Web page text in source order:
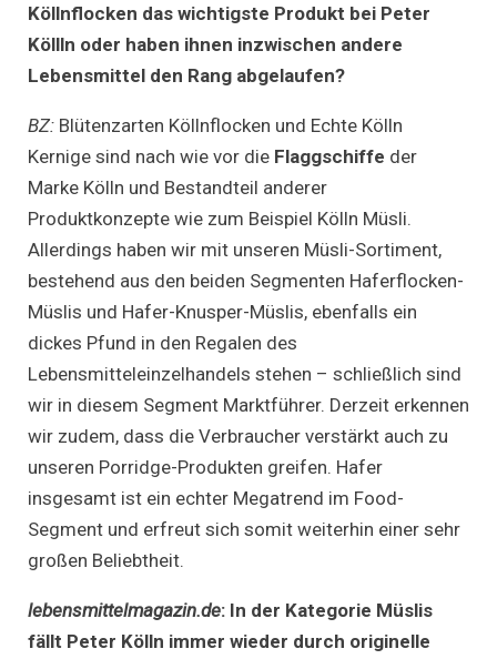
Köllnflocken das wichtigste Produkt bei Peter
Köllln oder haben ihnen inzwischen andere
Lebensmittel den Rang abgelaufen?
BZ: Blütenzarten Köllnflocken und Echte Kölln
Kernige sind nach wie vor die Flaggschiffe der
Marke Kölln und Bestandteil anderer
Produktkonzepte wie zum Beispiel Kölln Müsli.
Allerdings haben wir mit unseren Müsli-Sortiment,
bestehend aus den beiden Segmenten Haferflocken-
Müslis und Hafer-Knusper-Müslis, ebenfalls ein
dickes Pfund in den Regalen des
Lebensmitteleinzelhandels stehen – schließlich sind
wir in diesem Segment Marktführer. Derzeit erkennen
wir zudem, dass die Verbraucher verstärkt auch zu
unseren Porridge-Produkten greifen. Hafer
insgesamt ist ein echter Megatrend im Food-
Segment und erfreut sich somit weiterhin einer sehr
großen Beliebtheit.
lebensmittelmagazin.de: In der Kategorie Müslis
fällt Peter Kölln immer wieder durch originelle